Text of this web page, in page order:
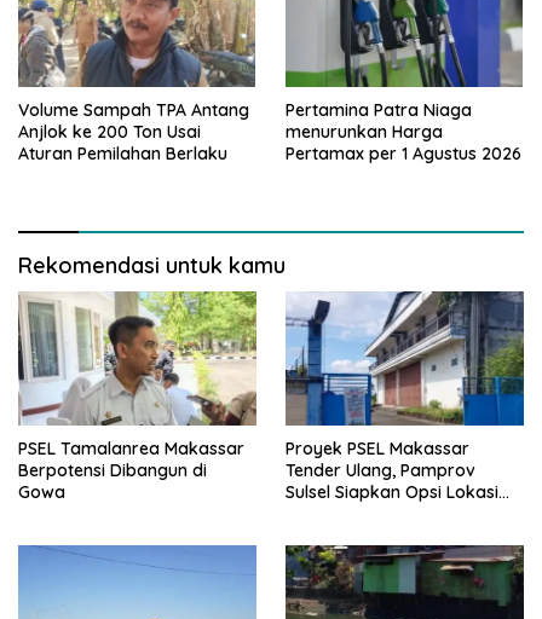
Volume Sampah TPA Antang
Anjlok ke 200 Ton Usai
Aturan Pemilahan Berlaku
Pertamina Patra Niaga
menurunkan Harga
Pertamax per 1 Agustus 2026
Rekomendasi untuk kamu
PSEL Tamalanrea Makassar
Berpotensi Dibangun di
Gowa
Proyek PSEL Makassar
Tender Ulang, Pamprov
Sulsel Siapkan Opsi Lokasi